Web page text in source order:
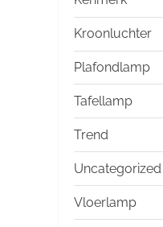
Kroonluchter
Plafondlamp
Tafellamp
Trend
Uncategorized
Vloerlamp